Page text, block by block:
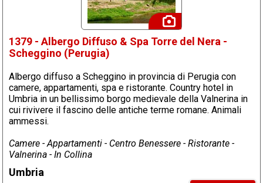
1379 - Albergo Diffuso & Spa Torre del Nera -
Scheggino (Perugia)
Albergo diffuso a Scheggino in provincia di Perugia con
camere, appartamenti, spa e ristorante. Country hotel in
Umbria in un bellissimo borgo medievale della Valnerina in
cui rivivere il fascino delle antiche terme romane. Animali
ammessi.
Camere - Appartamenti - Centro Benessere - Ristorante -
Valnerina - In Collina
Umbria